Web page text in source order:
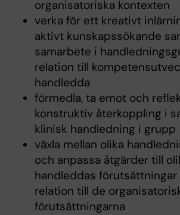
organisatoriska kontexten
verka för ett kreativt
aktivt kunskapssökande
samarbete i
relation till
handledda
förmedla, ta emot och
konstruktiv återkoppling i
klinisk handledning i grupp
växla mellan olika
och anpassa åtgärder till
handleddas förutsättningar
relation till de
förutsättningarna